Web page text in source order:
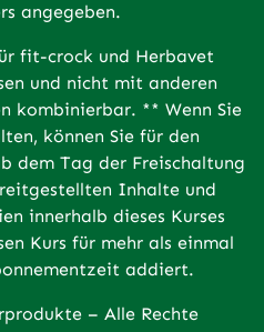
angegeben.
fit-crock und Herbavet
und nicht mit anderen
kombinierbar. ** Wenn Sie
können Sie für den
dem Tag der Freischaltung
Inhalte und
innerhalb dieses Kurses
Kurs für mehr als einmal
addiert.
– Alle Rechte